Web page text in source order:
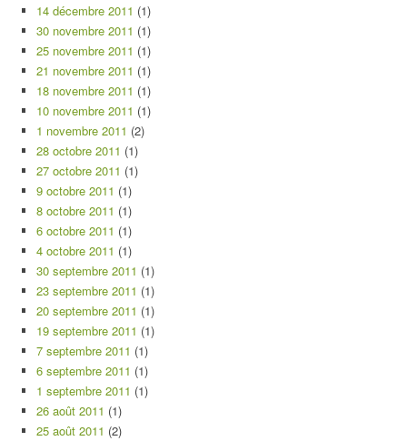
14 décembre 2011 (1)
30 novembre 2011 (1)
25 novembre 2011 (1)
21 novembre 2011 (1)
18 novembre 2011 (1)
10 novembre 2011 (1)
1 novembre 2011 (2)
28 octobre 2011 (1)
27 octobre 2011 (1)
9 octobre 2011 (1)
8 octobre 2011 (1)
6 octobre 2011 (1)
4 octobre 2011 (1)
30 septembre 2011 (1)
23 septembre 2011 (1)
20 septembre 2011 (1)
19 septembre 2011 (1)
7 septembre 2011 (1)
6 septembre 2011 (1)
1 septembre 2011 (1)
26 août 2011 (1)
25 août 2011 (2)